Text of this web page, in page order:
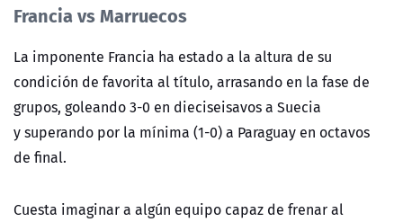
Francia vs Marruecos
La imponente Francia ha estado a la altura de su
condición de favorita al título, arrasando en la fase de
grupos, goleando 3-0 en dieciseisavos a Suecia
ysuperando por la mínima (1-0) a Paraguay en octavos
de final.
Cuesta imaginar a algún equipo capaz de frenar al